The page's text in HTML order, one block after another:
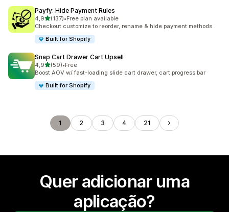
Payfy: Hide Payment Rules
4,9de 5 estrelas
(137)
137 total de avaliações
•Free plan available
Checkout customize to reorder, rename & hide payment methods.
Built for Shopify
Snap Cart Drawer Cart Upsell
4,9de 5 estrelas
(59)
59 total de avaliações
•Free
Boost AOV w/ fast-loading slide cart drawer, cart progress bar
Built for Shopify
1 2 3 4 21
Quer adicionar uma
aplicação?